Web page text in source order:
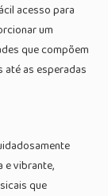
acesso para
um
que compõem
as esperadas
e vibrante,
que